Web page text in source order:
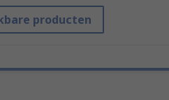
producten